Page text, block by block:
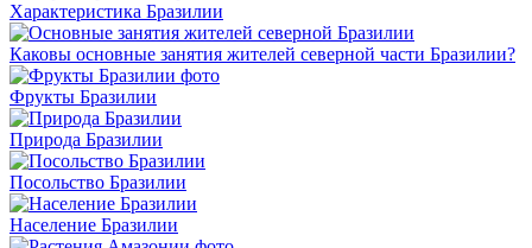
Характеристика Бразилии
Каковы основные занятия жителей северной части Бразилии?
Фрукты Бразилии
Природа Бразилии
Посольство Бразилии
Население Бразилии